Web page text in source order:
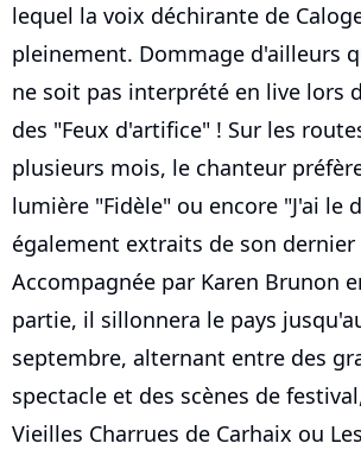
lequel la voix déchirante de
pleinement. Dommage d'ailleurs
ne soit pas interprété en live lors
des "Feux d'artifice" ! Sur les
plusieurs mois, le chanteur
lumière "Fidèle" ou encore "J'ai le
également extraits de son dernier
Accompagnée par Karen Brunon
partie, il sillonnera le pays
septembre, alternant entre des
spectacle et des scènes de
Vieilles Charrues de Carhaix ou